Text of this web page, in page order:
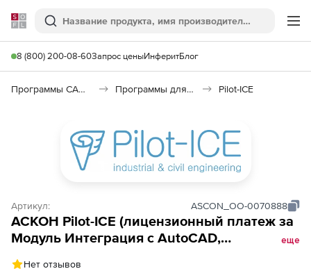
Softline
Поиск
8 (800) 200-08-60Запрос ценыИнферитБлог
Программы САПР и ГИС Программы для документооборота Pilot-ICE
Артикул: ASCON_ОО-0070888
АСКОН Pilot-ICE (лицензионный платеж за
Модуль Интеграция с AutoCAD,
еще
Нет отзывов